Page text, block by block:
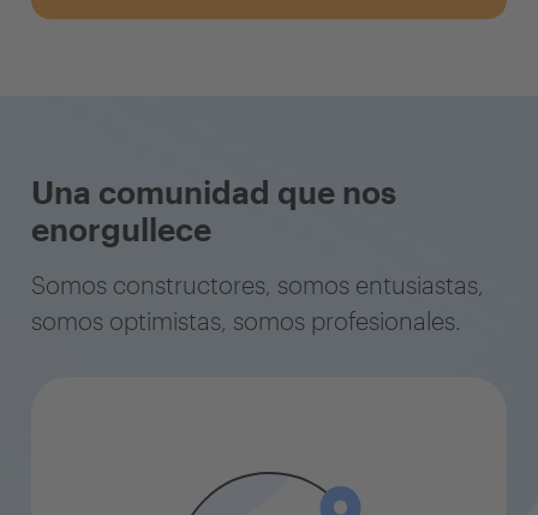
Una comunidad que nos
enorgullece
Somos constructores, somos entusiastas,
somos optimistas, somos profesionales.